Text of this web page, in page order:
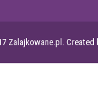
Zalajkowane.pl. Created